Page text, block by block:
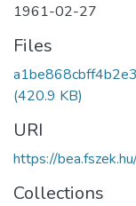
1961-02-27
Files
(420.9 KB)
URI
https://
Collections